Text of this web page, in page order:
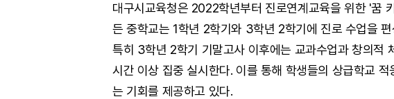
대구시교육청은 2022학년부터 진로연계교육을 위한 '꿈
든 중학교는 1학년 2학기와 3학년 2학기에 진로 수업을
특히 3학년 2학기 기말고사 이후에는 교과수업과 창의적
시간 이상 집중 실시한다. 이를 통해 학생들의 상급학교
는 기회를 제공하고 있다.